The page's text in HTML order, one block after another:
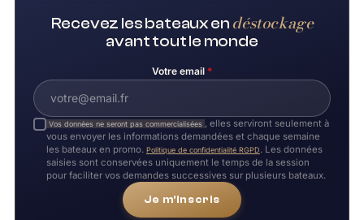
Recevez les bateaux en déstockage
avant tout le monde
Votre email *
Vos données ne seront pas commercialisées , elles serviront seulement à
vous envoyer les informations demandées et chaque semaine
les bateaux en promo. Politique de confidentialité RGPD. Les données
saisies sont conservées uniquement le temps de la session
pour faciliter vos demandes successives sur plusieurs bateaux.
Je m'inscris